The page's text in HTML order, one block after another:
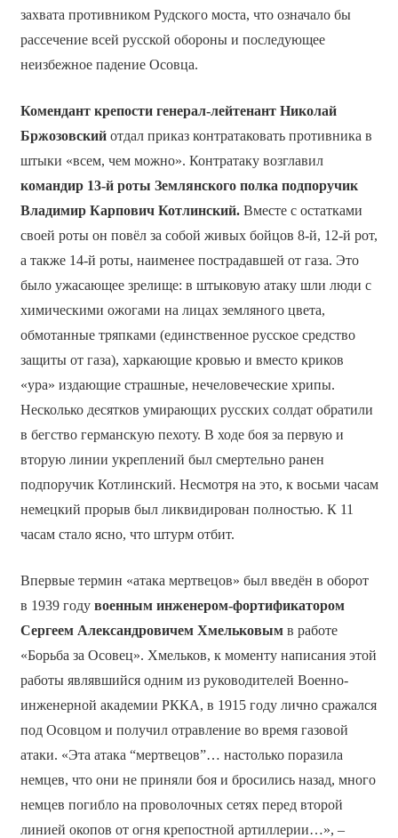
захвата противником Рудского моста, что означало бы
рассечение всей русской обороны и последующее
неизбежное падение Осовца.
Комендант крепости генерал-лейтенант Николай
Бржозовский отдал приказ контратаковать противника в
штыки «всем, чем можно». Контратаку возглавил
командир 13-й роты Землянского полка подпоручик
Владимир Карпович Котлинский. Вместе с остатками
своей роты он повёл за собой живых бойцов 8-й, 12-й рот,
а также 14-й роты, наименее пострадавшей от газа. Это
было ужасающее зрелище: в штыковую атаку шли люди с
химическими ожогами на лицах земляного цвета,
обмотанные тряпками (единственное русское средство
защиты от газа), харкающие кровью и вместо криков
«ура» издающие страшные, нечеловеческие хрипы.
Несколько десятков умирающих русских солдат обратили
в бегство германскую пехоту. В ходе боя за первую и
вторую линии укреплений был смертельно ранен
подпоручик Котлинский. Несмотря на это, к восьми часам
немецкий прорыв был ликвидирован полностью. К 11
часам стало ясно, что штурм отбит.
Впервые термин «атака мертвецов» был введён в оборот
в 1939 году военным инженером-фортификатором
Сергеем Александровичем Хмельковым в работе
«Борьба за Осовец». Хмельков, к моменту написания этой
работы являвшийся одним из руководителей Военно-
инженерной академии РККА, в 1915 году лично сражался
под Осовцом и получил отравление во время газовой
атаки. «Эта атака “мертвецов”… настолько поразила
немцев, что они не приняли боя и бросились назад, много
немцев погибло на проволочных сетях перед второй
линией окопов от огня крепостной артиллерии…», –